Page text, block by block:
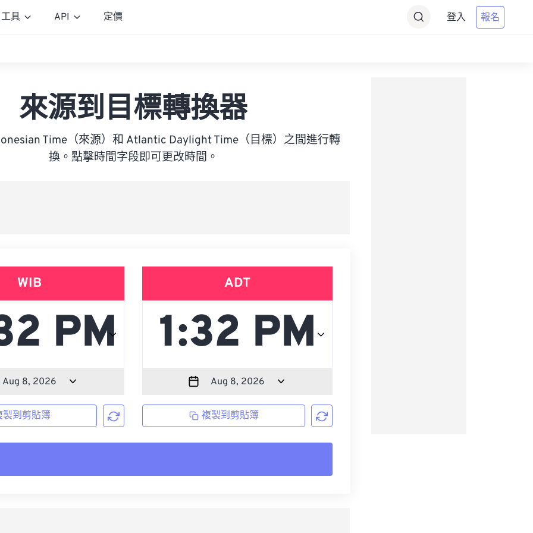
工具 API 定價 登入 報名
來源到目標轉換器
Time（來源）和 Atlantic Daylight Time（目標）之間進行轉
換。點擊時間字段即可更改時間。
WIB
製到剪貼簿
ADT
複製到剪貼簿